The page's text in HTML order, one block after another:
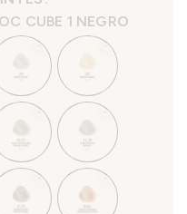
CUBE 1 NEGRO